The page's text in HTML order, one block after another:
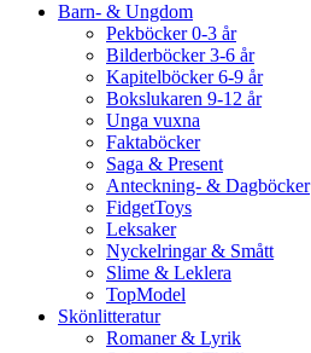
Barn- & Ungdom
Pekböcker 0-3 år
Bilderböcker 3-6 år
Kapitelböcker 6-9 år
Bokslukaren 9-12 år
Unga vuxna
Faktaböcker
Saga & Present
Anteckning- & Dagböcker
FidgetToys
Leksaker
Nyckelringar & Smått
Slime & Leklera
TopModel
Skönlitteratur
Romaner & Lyrik